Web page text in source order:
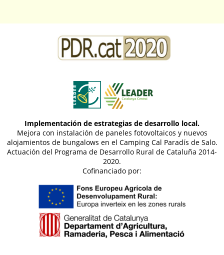
Implementación de estrategias de desarrollo local.
Mejora con instalación de paneles fotovoltaicos y nuevos
alojamientos de bungalows en el Camping Cal Paradís de Salo.
Actuación del Programa de Desarrollo Rural de Cataluña 2014-
2020.
Cofinanciado por: